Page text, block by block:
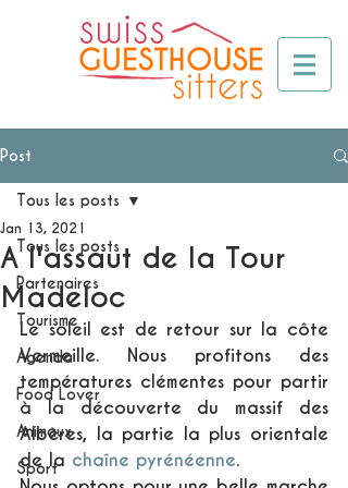
Post
Tous les posts
Partenaires
Tourisme
Agenda
Food Lover
Animaux
Sport
Tous les posts
A l'assaut de la Tour
Madeloc
Jan 13, 2021
Le soleil est de retour sur la côte
Vermeille. Nous profitons des
températures clémentes pour partir
à la découverte du massif des
Albères, la partie la plus orientale
de la chaîne pyrénéenne.